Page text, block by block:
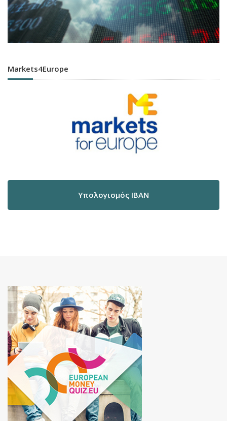
Markets4Europe
Υπολογισμός IBAN